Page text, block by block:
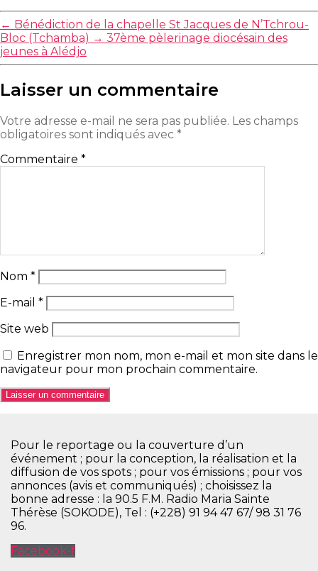
← Bénédiction de la chapelle St Jacques de N’Tchrou-
Bloc (Tchamba) → 37ème pèlerinage diocésain des
jeunes à Alédjo
Laisser un commentaire
Votre adresse e-mail ne sera pas publiée. Les champs
obligatoires sont indiqués avec *
Commentaire *
Nom *
E-mail *
Site web
Enregistrer mon nom, mon e-mail et mon site dans le
navigateur pour mon prochain commentaire.
Pour le reportage ou la couverture d’un
événement ; pour la conception, la réalisation et la
diffusion de vos spots ; pour vos émissions ; pour vos
annonces (avis et communiqués) ; choisissez la
bonne adresse : la 90.5 F.M. Radio Maria Sainte
Thérèse (SOKODE), Tel : (+228) 91 94 47 67/ 98 31 76
96.
Facebook-f